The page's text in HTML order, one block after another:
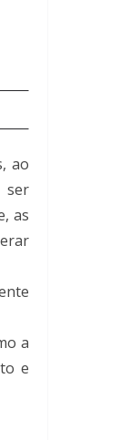
ao
ser
as
a
e